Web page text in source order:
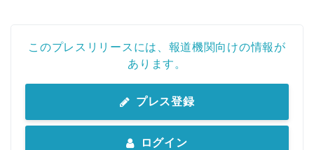
このプレスリリースには、報道機関向けの情報が
あります。
プレス登録
ログイン